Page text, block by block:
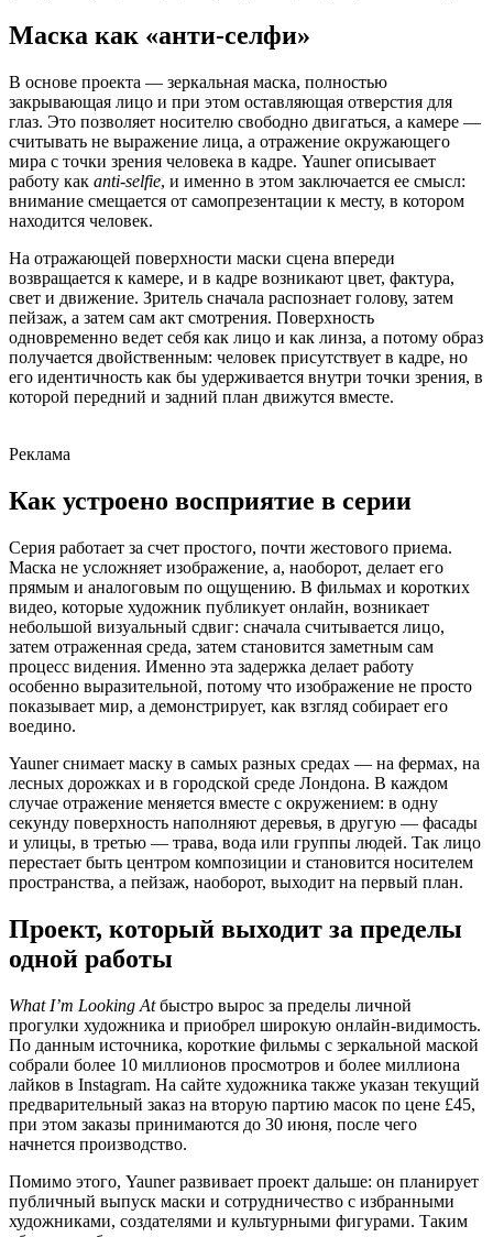
Маска как «анти-селфи»
В основе проекта — зеркальная маска, полностью
закрывающая лицо и при этом оставляющая отверстия для
глаз. Это позволяет носителю свободно двигаться, а камере —
считывать не выражение лица, а отражение окружающего
мира с точки зрения человека в кадре. Yauner описывает
работу как anti-selfie, и именно в этом заключается ее смысл:
внимание смещается от самопрезентации к месту, в котором
находится человек.
На отражающей поверхности маски сцена впереди
возвращается к камере, и в кадре возникают цвет, фактура,
свет и движение. Зритель сначала распознает голову, затем
пейзаж, а затем сам акт смотрения. Поверхность
одновременно ведет себя как лицо и как линза, а потому образ
получается двойственным: человек присутствует в кадре, но
его идентичность как бы удерживается внутри точки зрения, в
которой передний и задний план движутся вместе.
Реклама
Как устроено восприятие в серии
Серия работает за счет простого, почти жестового приема.
Маска не усложняет изображение, а, наоборот, делает его
прямым и аналоговым по ощущению. В фильмах и коротких
видео, которые художник публикует онлайн, возникает
небольшой визуальный сдвиг: сначала считывается лицо,
затем отраженная среда, затем становится заметным сам
процесс видения. Именно эта задержка делает работу
особенно выразительной, потому что изображение не просто
показывает мир, а демонстрирует, как взгляд собирает его
воедино.
Yauner снимает маску в самых разных средах — на фермах, на
лесных дорожках и в городской среде Лондона. В каждом
случае отражение меняется вместе с окружением: в одну
секунду поверхность наполняют деревья, в другую — фасады
и улицы, в третью — трава, вода или группы людей. Так лицо
перестает быть центром композиции и становится носителем
пространства, а пейзаж, наоборот, выходит на первый план.
Проект, который выходит за пределы
одной работы
What I’m Looking Atбыстро вырос за пределы личной
прогулки художника и приобрел широкую онлайн-видимость.
По данным источника, короткие фильмы с зеркальной маской
собрали более 10 миллионов просмотров и более миллиона
лайков в Instagram. На сайте художника также указан текущий
предварительный заказ на вторую партию масок по цене £45,
при этом заказы принимаются до 30 июня, после чего
начнется производство.
Помимо этого, Yauner развивает проект дальше: он планирует
публичный выпуск маски и сотрудничество с избранными
художниками, создателями и культурными фигурами. Таким